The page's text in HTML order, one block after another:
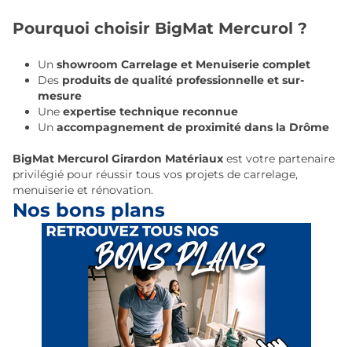
Pourquoi choisir BigMat Mercurol ?
Un showroom Carrelage et Menuiserie complet
Des produits de qualité professionnelle et sur-
mesure
Une expertise technique reconnue
Un accompagnement de proximité dans la Drôme
BigMat Mercurol Girardon Matériaux est votre partenaire
privilégié pour réussir tous vos projets de carrelage,
menuiserie et rénovation.
Nos bons plans